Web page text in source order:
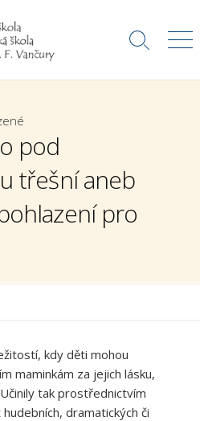
Search
pod
třešní aneb
pro
kdy děti mohou
maminkám za jejich lásku,
tak prostřednictvím
dramatických či